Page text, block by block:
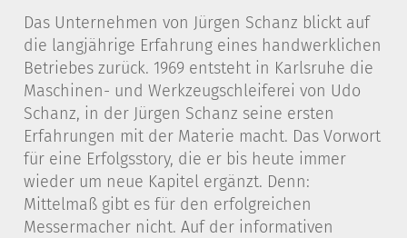
Das Unternehmen von Jürgen Schanz blickt auf
die langjährige Erfahrung eines handwerklichen
Betriebes zurück. 1969 entsteht in Karlsruhe die
Maschinen- und Werkzeugschleiferei von Udo
Schanz, in der Jürgen Schanz seine ersten
Erfahrungen mit der Materie macht. Das Vorwort
für eine Erfolgsstory, die er bis heute immer
wieder um neue Kapitel ergänzt. Denn:
Mittelmaß gibt es für den erfolgreichen
Messermacher nicht. Auf der informativen